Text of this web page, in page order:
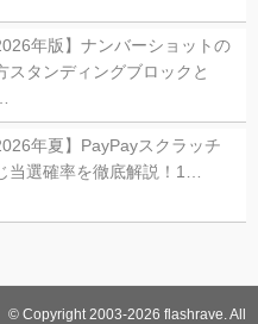
年版】ナンバーショットの
スタンディングブロックと
年夏】PayPayスクラッチ
当選確率を徹底解説！1…
© Copyright 2003-2026 flashrave. All